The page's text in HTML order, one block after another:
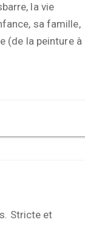
la vie
sa famille,
(de la peinture à
Stricte et